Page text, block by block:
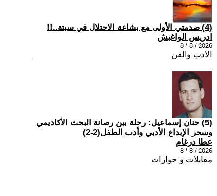
(4) صدمتي الأولى مع بشاعة الاحتلال في سبتة..!!
ادريس الواغيش
2026 / 8 / 8
الادب والفن
(5) حنان إسماعيل: رحلة بين رصانة البحث الأكاديمي
وسحر الإبداع الأدبي وأدب الطفل(2-2)
عطا درغام
2026 / 8 / 8
مقابلات و حوارات